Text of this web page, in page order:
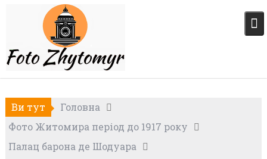
Ви тут
Головна
Фото Житомира період до 1917 року
Палац барона де Шодуара